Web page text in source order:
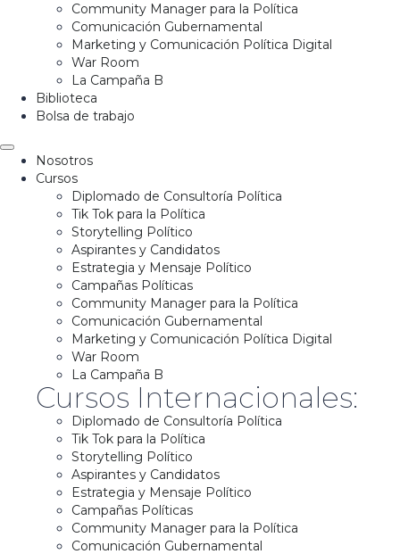
Community Manager para la Política
Comunicación Gubernamental
Marketing y Comunicación Política Digital
War Room
La Campaña B
Biblioteca
Bolsa de trabajo
Nosotros
Cursos
Diplomado de Consultoría Política
Tik Tok para la Política
Storytelling Político
Aspirantes y Candidatos
Estrategia y Mensaje Político
Campañas Políticas
Community Manager para la Política
Comunicación Gubernamental
Marketing y Comunicación Política Digital
War Room
La Campaña B
Cursos Internacionales:
Diplomado de Consultoría Política
Tik Tok para la Política
Storytelling Político
Aspirantes y Candidatos
Estrategia y Mensaje Político
Campañas Políticas
Community Manager para la Política
Comunicación Gubernamental